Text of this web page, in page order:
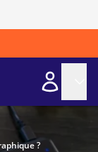
?